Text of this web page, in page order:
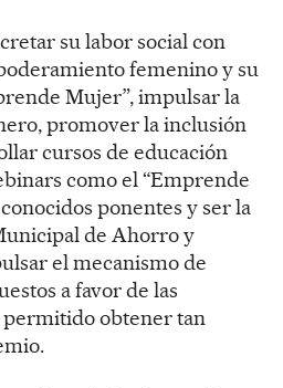
su labor social con
femenino y su
Mujer”, impulsar la
promover la inclusión
cursos de educación
como el “Emprende
ponentes y ser la
de Ahorro y
el mecanismo de
a favor de las
permitido obtener tan